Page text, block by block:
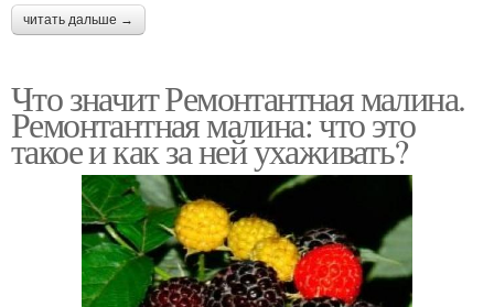
читать дальше →
Что значит Ремонтантная малина.
Ремонтантная малина: что это
такое и как за ней ухаживать?